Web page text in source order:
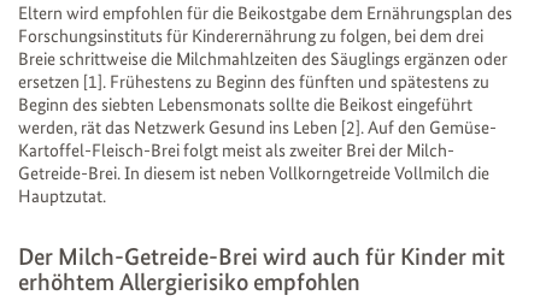
Eltern wird empfohlen für die Beikostgabe dem Ernährungsplan des
Forschungsinstituts für Kinderernährung zu folgen, bei dem drei
Breie schrittweise die Milchmahlzeiten des Säuglings ergänzen oder
ersetzen [1]. Frühestens zu Beginn des fünften und spätestens zu
Beginn des siebten Lebensmonats sollte die Beikost eingeführt
werden, rät das Netzwerk Gesund ins Leben [2]. Auf den Gemüse-
Kartoffel-Fleisch-Brei folgt meist als zweiter Brei der Milch-
Getreide-Brei. In diesem ist neben Vollkorngetreide Vollmilch die
Hauptzutat.
Der Milch-Getreide-Brei wird auch für Kinder mit
erhöhtem Allergierisiko empfohlen